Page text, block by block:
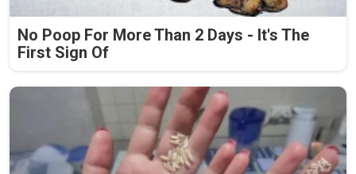
No Poop For More Than 2 Days - It's The
First Sign Of